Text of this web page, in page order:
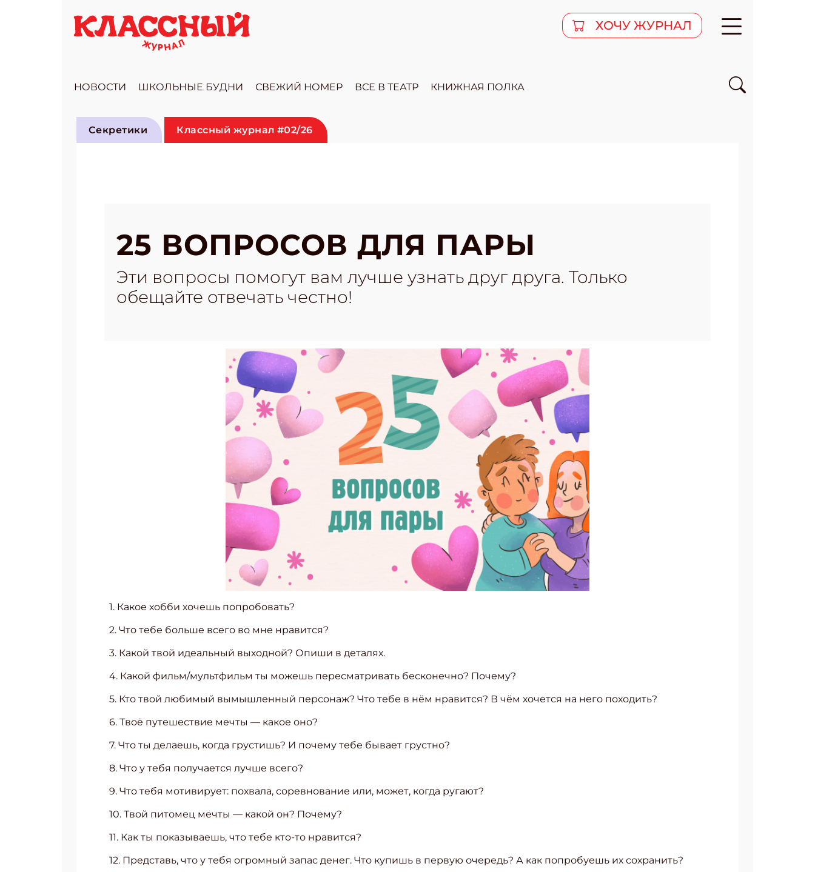
ХОЧУ ЖУРНАЛ
НОВОСТИ ШКОЛЬНЫЕ БУДНИ СВЕЖИЙ НОМЕР ВСЕ В ТЕАТР КНИЖНАЯ ПОЛКА
Секретики Классный журнал #02/26
25 ВОПРОСОВ ДЛЯ ПАРЫ
Эти вопросы помогут вам лучше узнать друг друга. Только
обещайте отвечать честно!
1. Какое хобби хочешь попробовать?
2. Что тебе больше всего во мне нравится?
3. Какой твой идеальный выходной? Опиши в деталях.
4. Какой фильм/мультфильм ты можешь пересматривать бесконечно? Почему?
5. Кто твой любимый вымышленный персонаж? Что тебе в нём нравится? В чём хочется на него походить?
6. Твоё путешествие мечты — какое оно?
7. Что ты делаешь, когда грустишь? И почему тебе бывает грустно?
8. Что у тебя получается лучше всего?
9. Что тебя мотивирует: похвала, соревнование или, может, когда ругают?
10. Твой питомец мечты — какой он? Почему?
11. Как ты показываешь, что тебе кто-то нравится?
12. Представь, что у тебя огромный запас денег. Что купишь в первую очередь? А как попробуешь их сохранить?